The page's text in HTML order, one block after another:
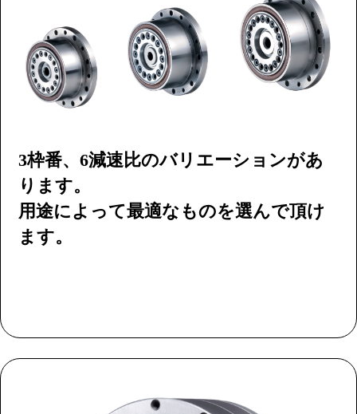
3枠番、6減速比のバリエーションがあ
ります。
用途によって最適なものを選んで頂け
ます。